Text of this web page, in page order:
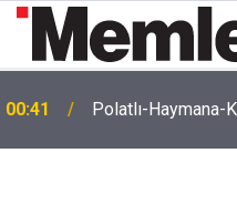
00:41 Polatlı-Haymana-